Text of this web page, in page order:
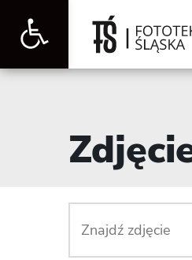
Otwórz
narzędzi